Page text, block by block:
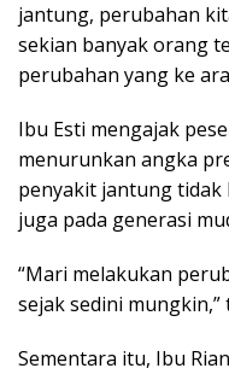
jantung, perubahan
sekian banyak orang
perubahan yang ke
Ibu Esti mengajak
menurunkan angka
penyakit jantung tidak
juga pada generasi
“Mari melakukan
sejak sedini mungkin,”
Sementara itu, Ibu